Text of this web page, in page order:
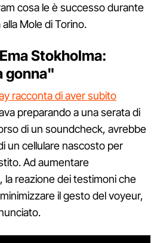
cosa le è successo durante
Mole di Torino.
Stokholma:
gonna"
racconta di aver subito
preparando a una serata di
di un soundcheck, avrebbe
un cellulare nascosto per
Ad aumentare
la reazione dei testimoni che
il gesto del voyeur,